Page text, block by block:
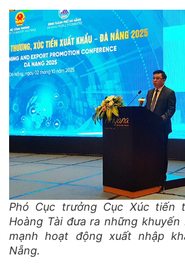
Phó Cục trưởng Cục Xúc tiến
Hoàng Tài đưa ra những khuyến
mạnh hoạt động xuất nhập
Nẵng.